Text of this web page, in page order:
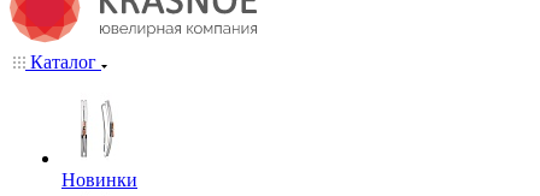
Каталог
Новинки